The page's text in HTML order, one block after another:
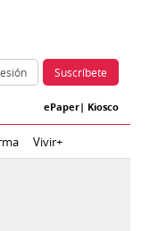
Suscríbete
ePaper| Kiosco
Vivir+